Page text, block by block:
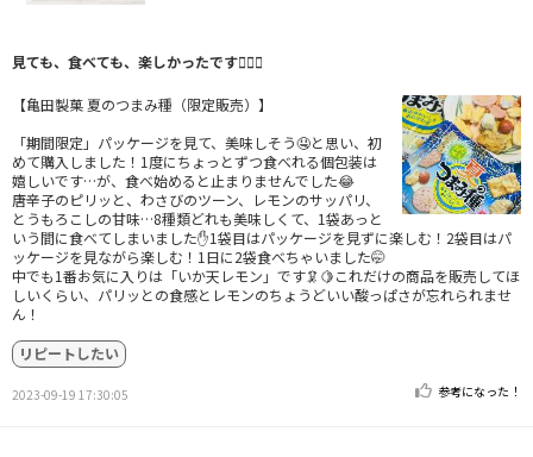
見ても、食べても、楽しかったです🙆🏻‍♀️
【亀田製菓 夏のつまみ種（限定販売）】
「期間限定」パッケージを見て、美味しそう🤤と思い、初
めて購入しました！1度にちょっとずつ食べれる個包装は
嬉しいです…が、食べ始めると止まりませんでした😂
唐辛子のピリッと、わさびのツーン、レモンのサッパリ、
とうもろこしの甘味…8種類どれも美味しくて、1袋あっと
いう間に食べてしまいました✋1袋目はパッケージを見ずに楽しむ！2袋目はパ
ッケージを見ながら楽しむ！1日に2袋食べちゃいました🤭
中でも1番お気に入りは「いか天レモン」です🦑🍋これだけの商品を販売してほ
しいくらい、パリッとの食感とレモンのちょうどいい酸っぱさが忘れられませ
ん！
リピートしたい
2023-09-19 17:30:05 参考になった！